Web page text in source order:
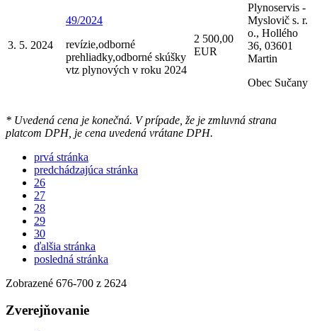
3. 5. 2024
49/2024
revízie,odborné
prehliadky,odborné skúšky
vtz plynových v roku 2024
2 500,00
EUR
Plynoservis -
Myslovič s. r.
o., Hollého
36, 03601
Martin
Obec Sučany
* Uvedená cena je konečná. V prípade, že je zmluvná strana
platcom DPH, je cena uvedená vrátane DPH.
prvá stránka
predchádzajúca stránka
26
27
28
29
30
ďalšia stránka
posledná stránka
Zobrazené 676-700 z 2624
Zverejňovanie